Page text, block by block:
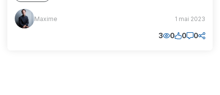
Maxime
(MM) Maxime 1 mai 2023
3 0 0 0